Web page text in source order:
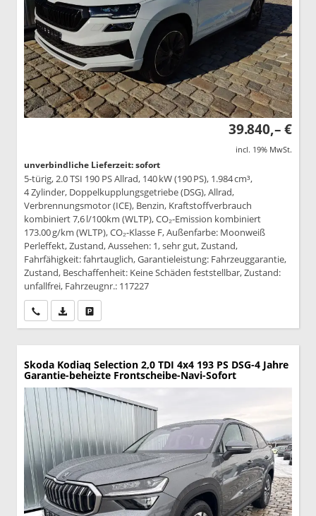
39.840,– €
incl. 19% MwSt.
unverbindliche Lieferzeit: sofort
5-türig, 2.0 TSI 190 PS Allrad, 140 kW (190 PS), 1.984 cm³,
4 Zylinder, Doppelkupplungsgetriebe (DSG), Allrad,
Verbrennungsmotor (ICE), Benzin, Kraftstoffverbrauch
kombiniert 7,6 l/100km (WLTP), CO₂-Emission kombiniert
173.00 g/km (WLTP), CO₂-Klasse F, Außenfarbe: Moonweiß
Perleffekt, Zustand, Aussehen: 1, sehr gut, Zustand,
Fahrfähigkeit: fahrtauglich, Garantieleistung: Fahrzeuggarantie,
Zustand, Beschaffenheit: Keine Schäden feststellbar, Zustand:
unfallfrei, Fahrzeugnr.: 117227
Wir rufen Sie anPDF-Datei, Fahrzeugexposé drucken
Skoda Kodiaq Selection 2,0 TDI 4x4 193 PS DSG-4 Jahre
Garantie-beheizte Frontscheibe-Navi-Sofort